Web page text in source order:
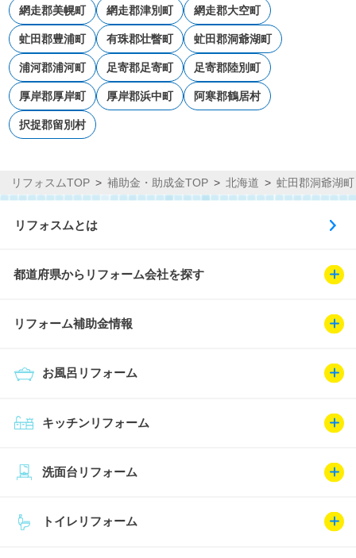
網走郡美幌町 網走郡津別町 網走郡大空町
虻田郡豊浦町 有珠郡壮瞥町 虻田郡洞爺湖町
浦河郡浦河町 足寄郡足寄町 足寄郡陸別町
厚岸郡厚岸町 厚岸郡浜中町 阿寒郡鶴居村
択捉郡留別村
リフォスムTOP 補助金・助成金TOP 北海道 虻田郡洞爺湖町
リフォスムとは
都道府県からリフォーム会社を探す
リフォーム補助金情報
キッチンリフォーム
お風呂リフォーム
トイレリフォーム
洗面台リフォーム